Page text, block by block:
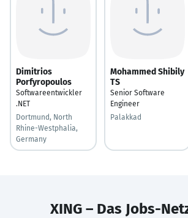
Dimitrios
Porfyropoulos
Softwareentwickler
.NET
Dortmund, North
Rhine-Westphalia,
Germany
Mohammed Shibily
TS
Senior Software
Engineer
Palakkad
XING – Das Jobs-